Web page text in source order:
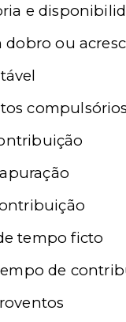
e
dobro ou
compulsórios
tempo ficto
de